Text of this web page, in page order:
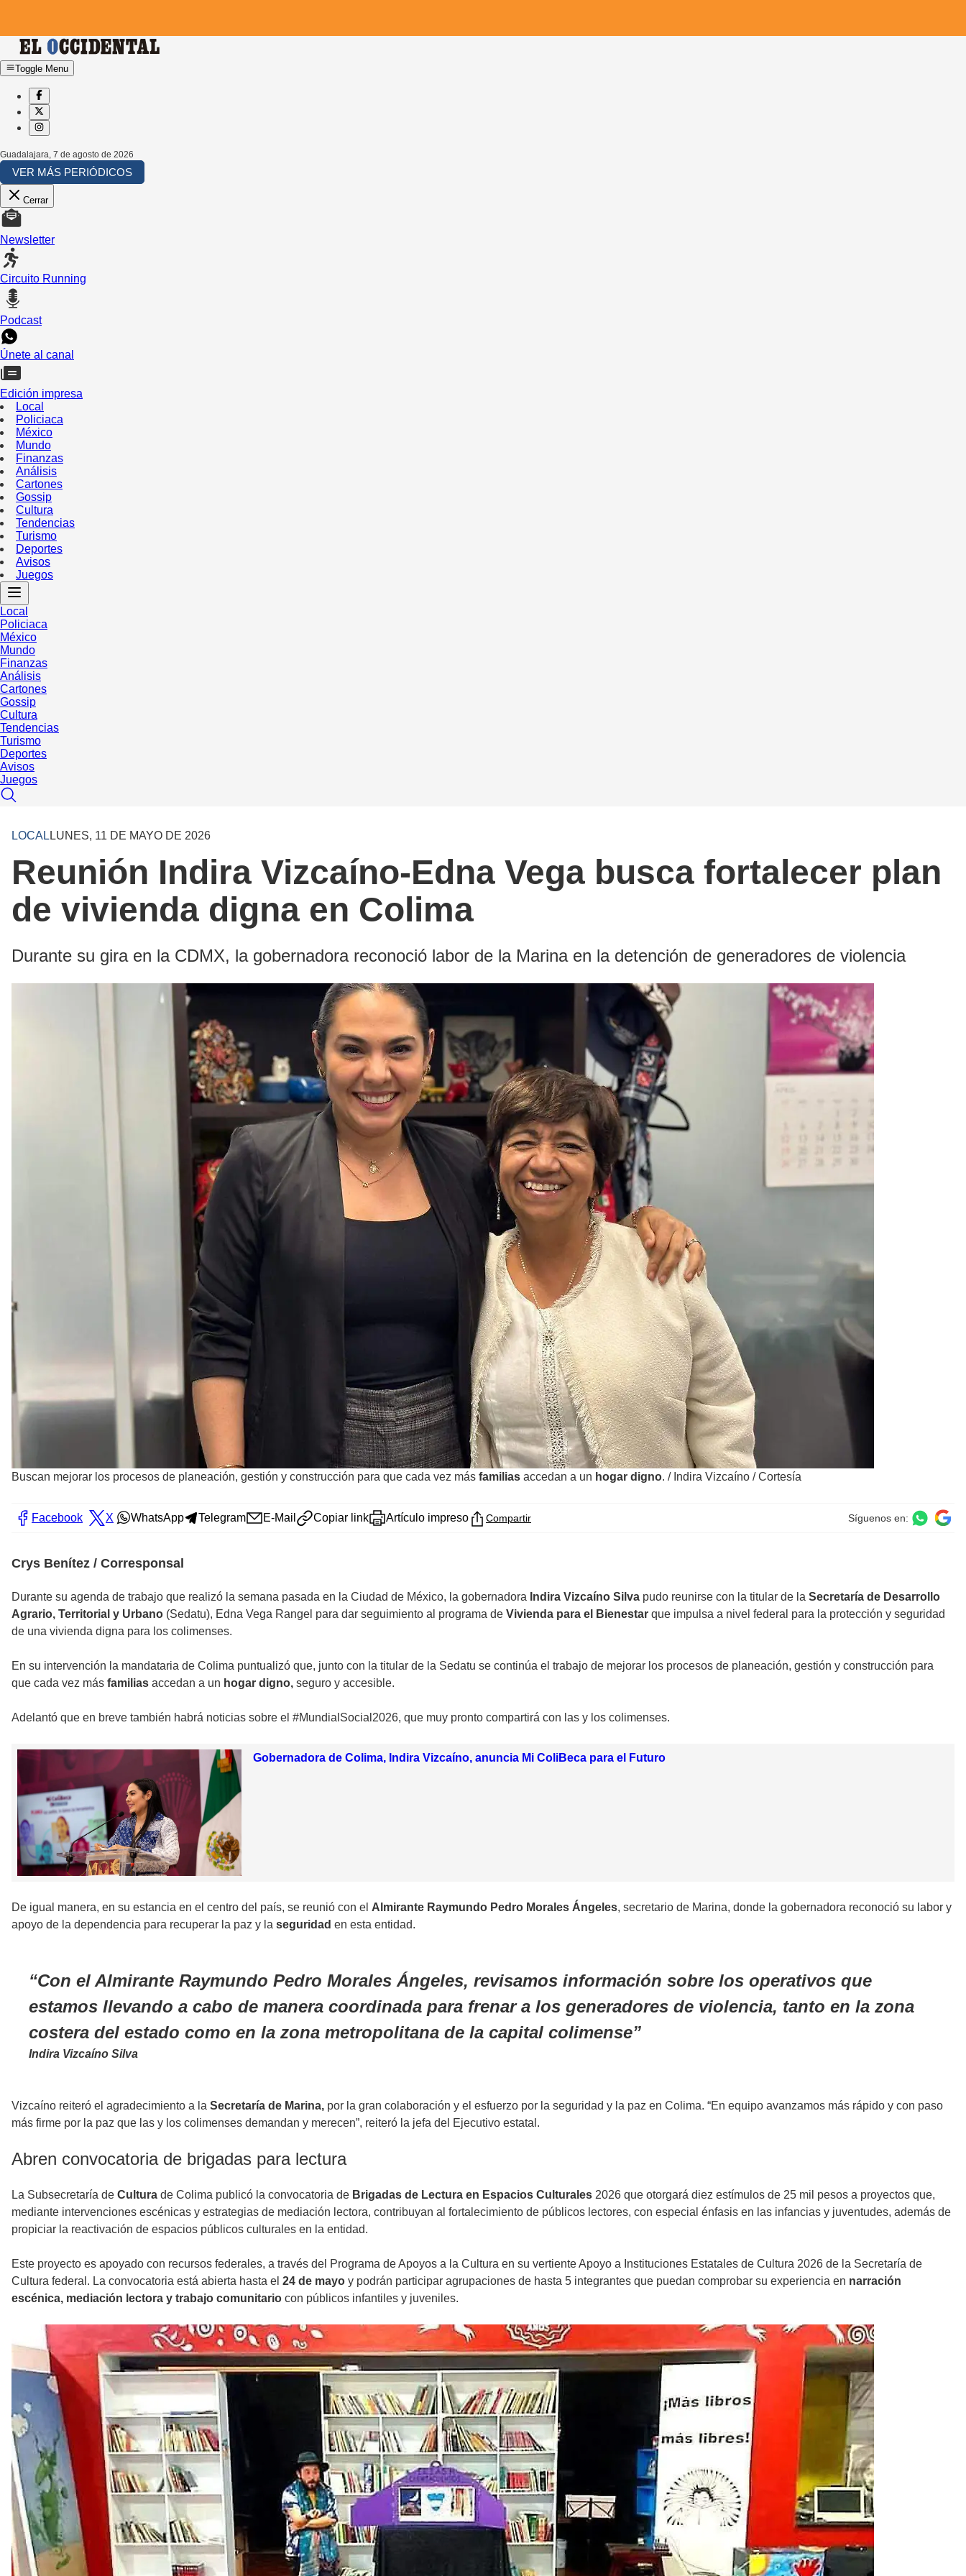
Toggle Menu
Guadalajara, 7 de agosto de 2026
VER MÁS PERIÓDICOS
Cerrar
Newsletter
Circuito Running
Podcast
Únete al canal
Edición impresa
Local
Policiaca
México
Mundo
Finanzas
Análisis
Cartones
Gossip
Cultura
Tendencias
Turismo
Deportes
Avisos
Juegos
Local
Policiaca
México
Mundo
Finanzas
Análisis
Cartones
Gossip
Cultura
Tendencias
Turismo
Deportes
Avisos
Juegos
LOCAL LUNES, 11 DE MAYO DE 2026
Reunión Indira Vizcaíno-Edna Vega busca fortalecer plan
de vivienda digna en Colima
Durante su gira en la CDMX, la gobernadora reconoció labor de la Marina en la detención de generadores de violencia
Buscan mejorar los procesos de planeación, gestión y construcción para que cada vez más familias accedan a un hogar digno. / Indira Vizcaíno / Cortesía
Facebook X WhatsApp Telegram E-Mail Copiar link Artículo impreso Compartir Síguenos en:
Crys Benítez / Corresponsal
Durante su agenda de trabajo que realizó la semana pasada en la Ciudad de México, la gobernadora Indira Vizcaíno Silva pudo reunirse con la titular de la Secretaría de Desarrollo
Agrario, Territorial y Urbano (Sedatu), Edna Vega Rangel para dar seguimiento al programa de Vivienda para el Bienestar que impulsa a nivel federal para la protección y seguridad
de una vivienda digna para los colimenses.
En su intervención la mandataria de Colima puntualizó que, junto con la titular de la Sedatu se continúa el trabajo de mejorar los procesos de planeación, gestión y construcción para
que cada vez más familias accedan a un hogar digno, seguro y accesible.
Adelantó que en breve también habrá noticias sobre el #MundialSocial2026, que muy pronto compartirá con las y los colimenses.
Gobernadora de Colima, Indira Vizcaíno, anuncia Mi ColiBeca para el Futuro
De igual manera, en su estancia en el centro del país, se reunió con el Almirante Raymundo Pedro Morales Ángeles, secretario de Marina, donde la gobernadora reconoció su labor y
apoyo de la dependencia para recuperar la paz y la seguridad en esta entidad.
Con el Almirante Raymundo Pedro Morales Ángeles, revisamos información sobre los operativos que
estamos llevando a cabo de manera coordinada para frenar a los generadores de violencia, tanto en la zona
costera del estado como en la zona metropolitana de la capital colimense
Indira Vizcaíno Silva
Vizcaíno reiteró el agradecimiento a la Secretaría de Marina, por la gran colaboración y el esfuerzo por la seguridad y la paz en Colima. “En equipo avanzamos más rápido y con paso
más firme por la paz que las y los colimenses demandan y merecen”, reiteró la jefa del Ejecutivo estatal.
Abren convocatoria de brigadas para lectura
La Subsecretaría de Cultura de Colima publicó la convocatoria de Brigadas de Lectura en Espacios Culturales 2026 que otorgará diez estímulos de 25 mil pesos a proyectos que,
mediante intervenciones escénicas y estrategias de mediación lectora, contribuyan al fortalecimiento de públicos lectores, con especial énfasis en las infancias y juventudes, además de
propiciar la reactivación de espacios públicos culturales en la entidad.
Este proyecto es apoyado con recursos federales, a través del Programa de Apoyos a la Cultura en su vertiente Apoyo a Instituciones Estatales de Cultura 2026 de la Secretaría de
Cultura federal. La convocatoria está abierta hasta el 24 de mayo y podrán participar agrupaciones de hasta 5 integrantes que puedan comprobar su experiencia en narración
escénica, mediación lectora y trabajo comunitario con públicos infantiles y juveniles.